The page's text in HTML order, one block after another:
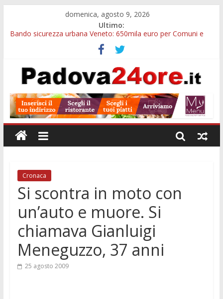
domenica, agosto 9, 2026
Ultimo:
Bando sicurezza urbana Veneto: 650mila euro per Comuni e
Restauro 2026, chiuse le domande: 2,5 milioni per formare
nuove competenze in Veneto
Calici di Stelle Arzergrande: astronomia, musica e sapori al
Notizie di Padova alle ore 10: censimento a Monselice, arresto
antidroga e siccità
Notizie di Padova alle ore 23: maltrattamenti, arresto a
Limena e progetto Cool Shop
Cronaca
Si scontra in moto con
un’auto e muore. Si
chiamava Gianluigi
Meneguzzo, 37 anni
25 agosto 2009